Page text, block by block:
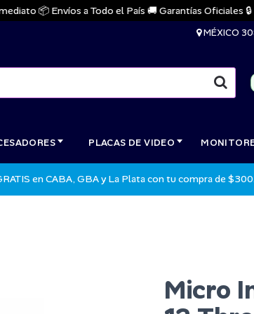
📦 Envíos a Todo el País 🚚 Garantías Oficiales 🔒
MÉXICO
PLACAS DE VIDEO
en CABA, GBA y La Plata con tu compra de
Micro